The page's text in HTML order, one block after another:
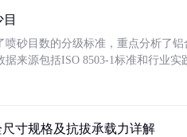
喷砂目数的分级标准，重点分析了
据来源包括ISO 8503-1标准和行业
寸规格及抗拔承载力详解